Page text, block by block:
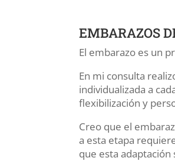
EMBARAZOS
El embarazo es un
En mi consulta
individualizada a
flexibilización y
Creo que el
a esta etapa
que esta adaptación